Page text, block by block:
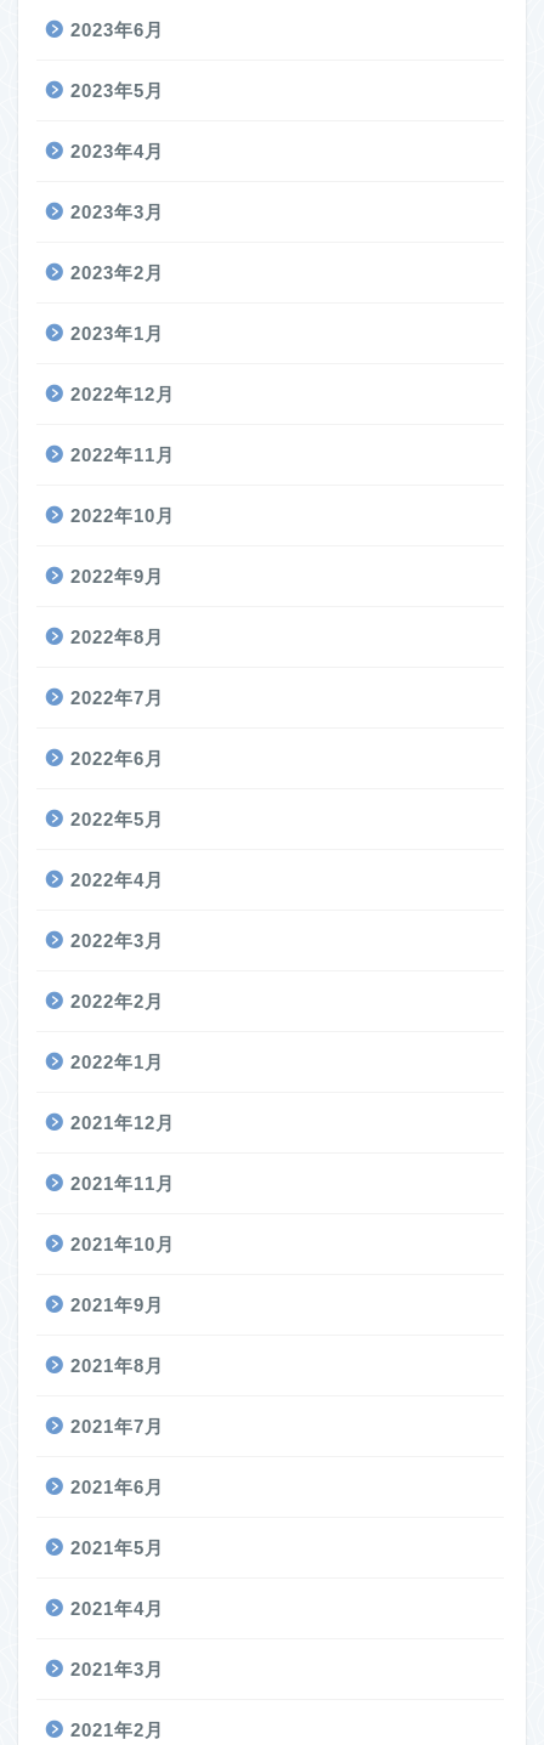
2023年6月
2023年5月
2023年4月
2023年3月
2023年2月
2023年1月
2022年12月
2022年11月
2022年10月
2022年9月
2022年8月
2022年7月
2022年6月
2022年5月
2022年4月
2022年3月
2022年2月
2022年1月
2021年12月
2021年11月
2021年10月
2021年9月
2021年8月
2021年7月
2021年6月
2021年5月
2021年4月
2021年3月
2021年2月